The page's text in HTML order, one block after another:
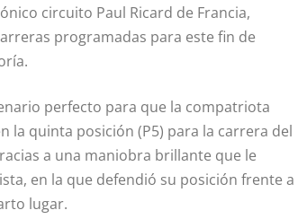
circuito Paul Ricard de Francia,
programadas para este fin de
perfecto para que la compatriota
la quinta posición (P5) para la carrera del
a una maniobra brillante que le
en la que defendió su posición frente a
lugar.